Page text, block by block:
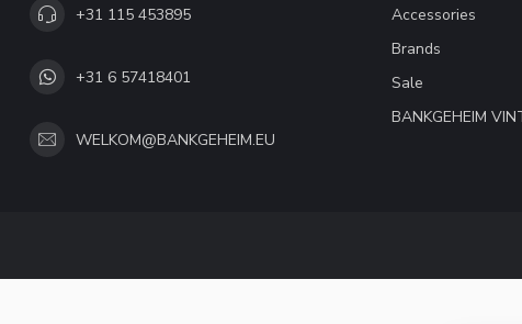
+31 115 453895
+31 6 57418401
WELKOM@BANKGEHEIM.EU
Accessories
Brands
Sale
BANKGEHEIM